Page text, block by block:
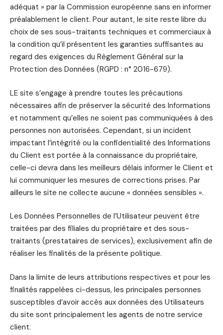
adéquat » par la Commission européenne sans en informer
préalablement le client. Pour autant, le site reste libre du
choix de ses sous-traitants techniques et commerciaux à
la condition qu’il présentent les garanties suffisantes au
regard des exigences du Règlement Général sur la
Protection des Données (RGPD : n° 2016-679).
LE site s’engage à prendre toutes les précautions
nécessaires afin de préserver la sécurité des Informations
et notamment qu’elles ne soient pas communiquées à des
personnes non autorisées. Cependant, si un incident
impactant l’intégrité ou la confidentialité des Informations
du Client est portée à la connaissance du propriétaire,
celle-ci devra dans les meilleurs délais informer le Client et
lui communiquer les mesures de corrections prises. Par
ailleurs le site ne collecte aucune « données sensibles ».
Les Données Personnelles de l’Utilisateur peuvent être
traitées par des filiales du propriétaire et des sous-
traitants (prestataires de services), exclusivement afin de
réaliser les finalités de la présente politique.
Dans la limite de leurs attributions respectives et pour les
finalités rappelées ci-dessus, les principales personnes
susceptibles d’avoir accès aux données des Utilisateurs
du site sont principalement les agents de notre service
client.